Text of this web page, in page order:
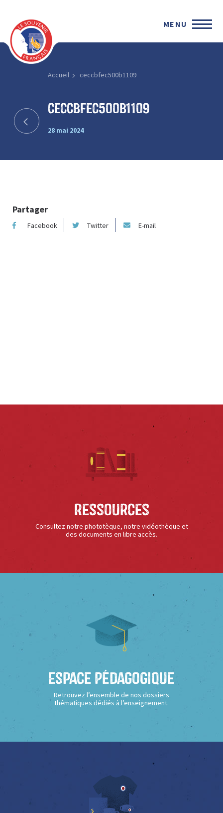
MENU
Accueil ceccbfec500b1109
ceccbfec500b1109
28 mai 2024
Partager
Facebook Twitter E-mail
Ressources
Consultez notre phototèque, notre vidéothèque et
des documents en libre accès.
Espace Pédagogique
Retrouvez l’ensemble de nos dossiers
thématiques dédiés à l’enseignement.